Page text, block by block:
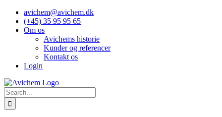
Skip
content
avichem@avichem.dk
(+45) 35 95 95 65
Om os
Avichems historie
Kunder og referencer
Kontakt os
Login
Search
for: